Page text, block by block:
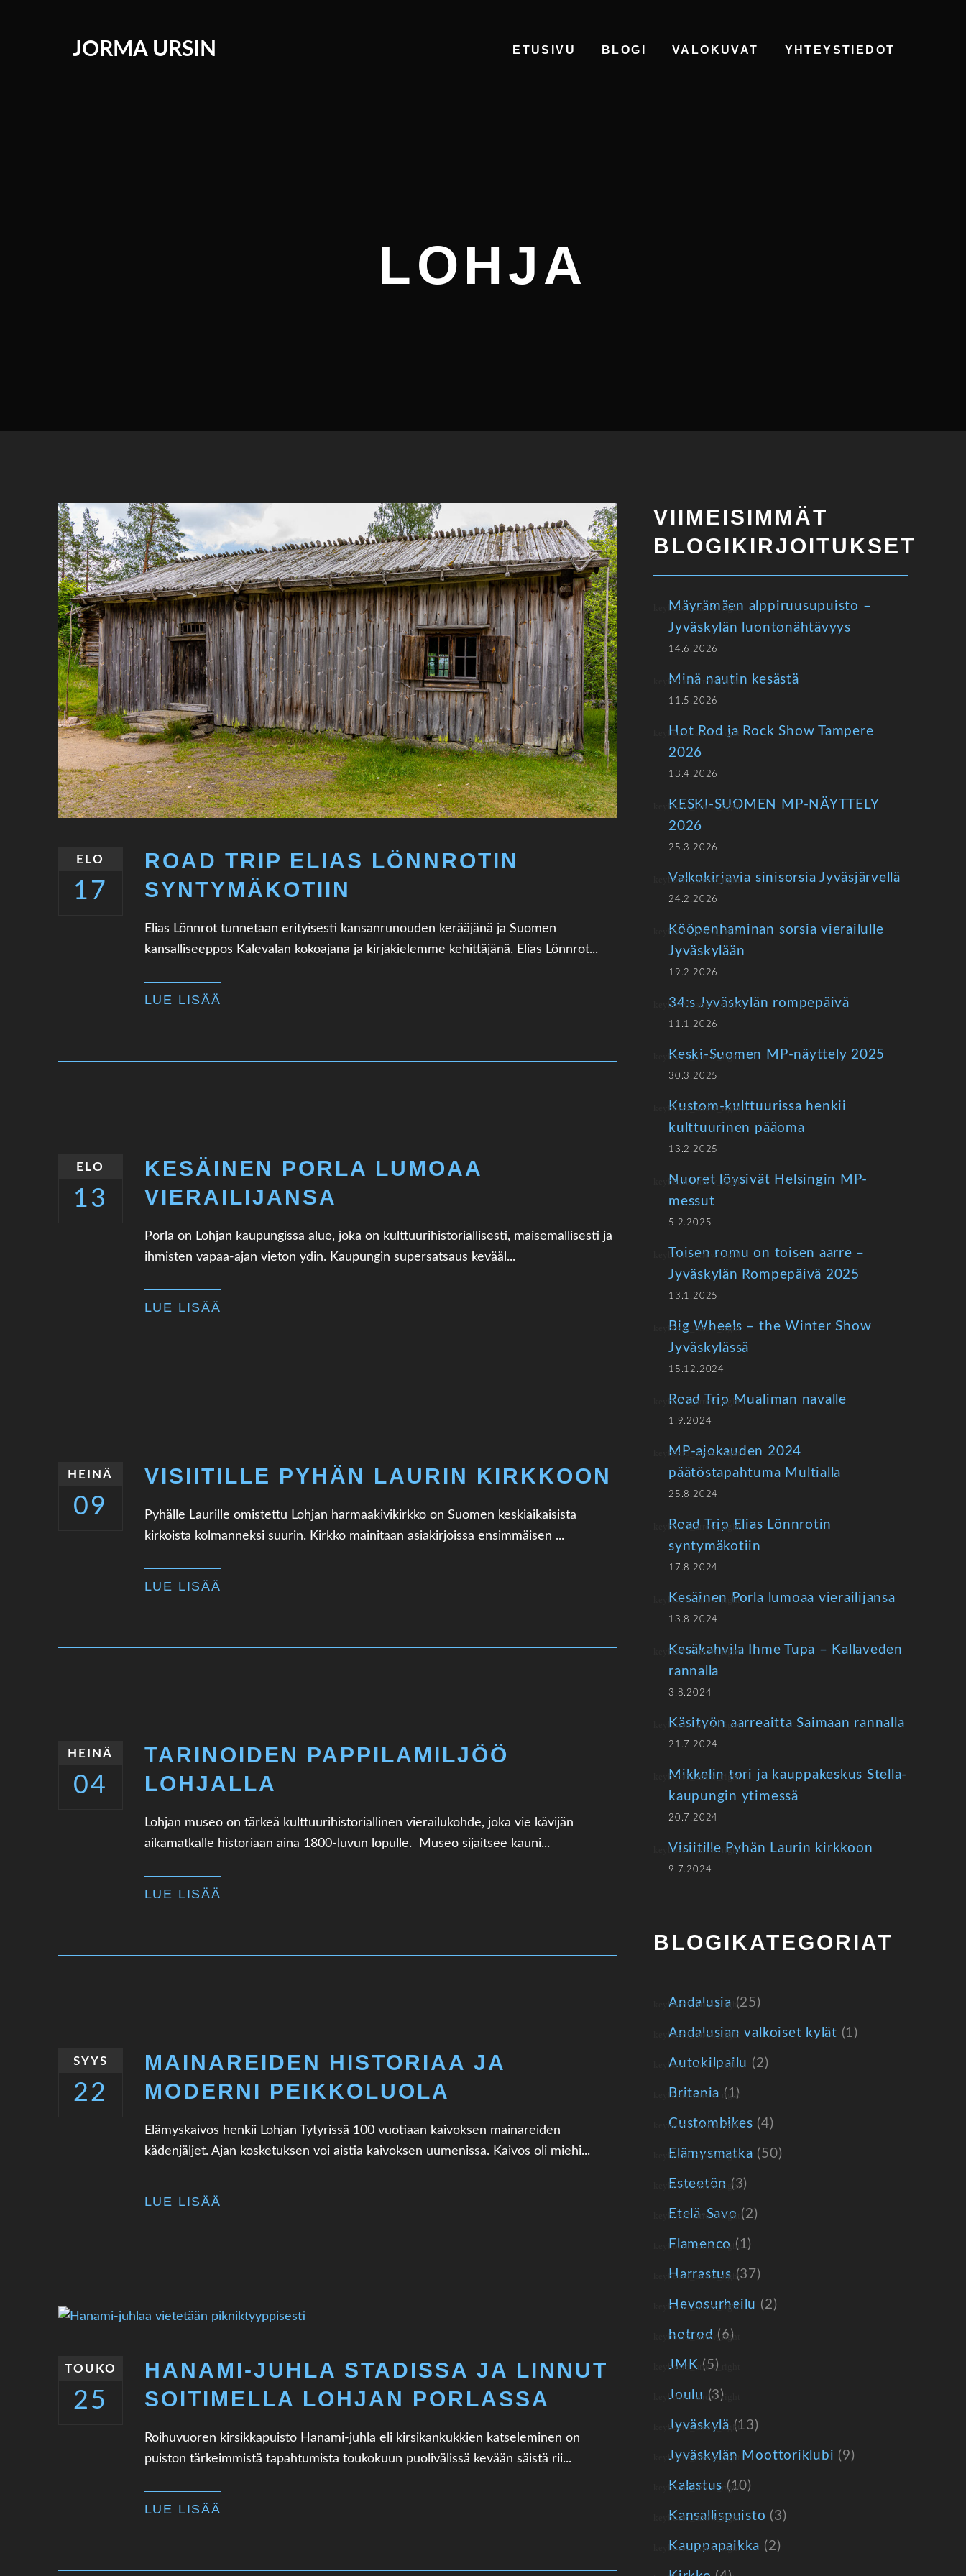
JORMA URSIN ETUSIVU BLOGI VALOKUVAT YHTEYSTIEDOT
LOHJA
ROAD TRIP ELIAS LÖNNROTIN
SYNTYMÄKOTIIN
ELO
17
Elias Lönnrot tunnetaan erityisesti kansanrunouden kerääjänä ja Suomen
kansalliseeppos Kalevalan kokoajana ja kirjakielemme kehittäjänä. Elias Lönnrot...
LUE LISÄÄ
KESÄINEN PORLA LUMOAA
VIERAILIJANSA
ELO
13
Porla on Lohjan kaupungissa alue, joka on kulttuurihistoriallisesti, maisemallisesti ja
ihmisten vapaa-ajan vieton ydin. Kaupungin supersatsaus kevääl...
LUE LISÄÄ
VISIITILLE PYHÄN LAURIN KIRKKOON
HEINÄ
09
Pyhälle Laurille omistettu Lohjan harmaakivikirkko on Suomen keskiaikaisista
kirkoista kolmanneksi suurin. Kirkko mainitaan asiakirjoissa ensimmäisen ...
LUE LISÄÄ
TARINOIDEN PAPPILAMILJÖÖ
LOHJALLA
HEINÄ
04
Lohjan museo on tärkeä kulttuurihistoriallinen vierailukohde, joka vie kävijän
aikamatkalle historiaan aina 1800-luvun lopulle. Museo sijaitsee kauni...
LUE LISÄÄ
MAINAREIDEN HISTORIAA JA
MODERNI PEIKKOLUOLA
SYYS
22
Elämyskaivos henkii Lohjan Tytyrissä 100 vuotiaan kaivoksen mainareiden
kädenjäljet. Ajan kosketuksen voi aistia kaivoksen uumenissa. Kaivos oli miehi...
LUE LISÄÄ
HANAMI-JUHLA STADISSA JA LINNUT
SOITIMELLA LOHJAN PORLASSA
TOUKO
25
Roihuvuoren kirsikkapuisto Hanami-juhla eli kirsikankukkien katseleminen on
puiston tärkeimmistä tapahtumista toukokuun puolivälissä kevään säistä rii...
LUE LISÄÄ
VIIMEISIMMÄT
BLOGIKIRJOITUKSET
Mäyrämäen alppiruusupuisto –
Jyväskylän luontonähtävyys
14.6.2026
Minä nautin kesästä
11.5.2026
Hot Rod ja Rock Show Tampere
2026
13.4.2026
KESKI-SUOMEN MP-NÄYTTELY
2026
25.3.2026
Valkokirjavia sinisorsia Jyväsjärvellä
24.2.2026
Kööpenhaminan sorsia vierailulle
Jyväskylään
19.2.2026
34:s Jyväskylän rompepäivä
11.1.2026
Keski-Suomen MP-näyttely 2025
30.3.2025
Kustom-kulttuurissa henkii
kulttuurinen pääoma
13.2.2025
Nuoret löysivät Helsingin MP-
messut
5.2.2025
Toisen romu on toisen aarre –
Jyväskylän Rompepäivä 2025
13.1.2025
Big Wheels – the Winter Show
Jyväskylässä
15.12.2024
Road Trip Mualiman navalle
1.9.2024
MP-ajokauden 2024
päätöstapahtuma Multialla
25.8.2024
Road Trip Elias Lönnrotin
syntymäkotiin
17.8.2024
Kesäinen Porla lumoaa vierailijansa
13.8.2024
Kesäkahvila Ihme Tupa – Kallaveden
rannalla
3.8.2024
Käsityön aarreaitta Saimaan rannalla
21.7.2024
Mikkelin tori ja kauppakeskus Stella-
kaupungin ytimessä
20.7.2024
Visiitille Pyhän Laurin kirkkoon
9.7.2024
BLOGIKATEGORIAT
Andalusia (25)
Andalusian valkoiset kylät (1)
Autokilpailu (2)
Britania (1)
Custombikes (4)
Elämysmatka (50)
Esteetön (3)
Etelä-Savo (2)
Flamenco (1)
Harrastus (37)
Hevosurheilu (2)
hotrod (6)
JMK (5)
Joulu (3)
Jyväskylä (13)
Jyväskylän Moottoriklubi (9)
Kalastus (10)
Kansallispuisto (3)
Kauppapaikka (2)